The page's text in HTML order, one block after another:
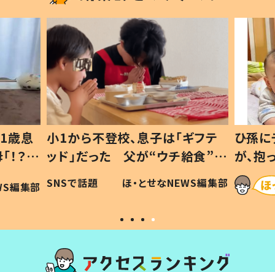
歳息
？」
編集部
小1から不登校、息子は「ギフテ
ッド」だった 父が“ウチ給食”を
作り続ける理由とは #令和の親
#令和の子
SNSで話題 ほ・とせなNEWS編集部
ひ孫
が、
「涙が
い」